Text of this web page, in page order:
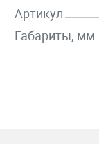
Артикул
Габариты, мм